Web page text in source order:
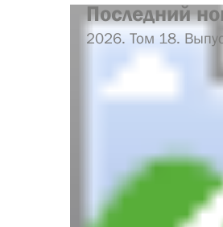
Последний
2026. Том 18.